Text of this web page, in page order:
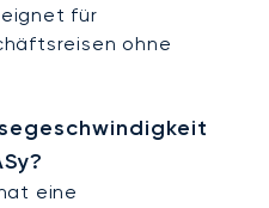
für
ohne
eine